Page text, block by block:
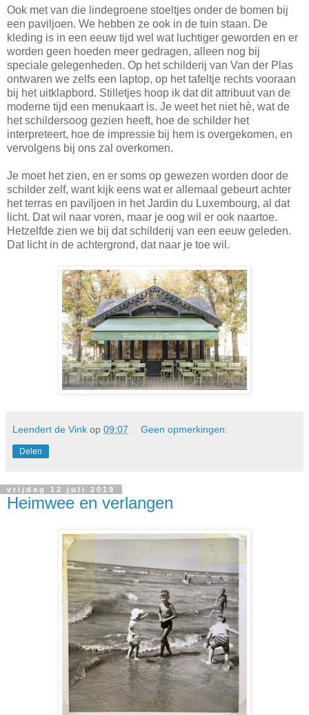
Ook met van die lindegroene stoeltjes onder de bomen bij
een paviljoen. We hebben ze ook in de tuin staan. De
kleding is in een eeuw tijd wel wat luchtiger geworden en er
worden geen hoeden meer gedragen, alleen nog bij
speciale gelegenheden. Op het schilderij van Van der Plas
ontwaren we zelfs een laptop, op het tafeltje rechts vooraan
bij het uitklapbord. Stilletjes hoop ik dat dit attribuut van de
moderne tijd een menukaart is. Je weet het niet hè, wat de
het schildersoog gezien heeft, hoe de schilder het
interpreteert, hoe de impressie bij hem is overgekomen, en
vervolgens bij ons zal overkomen.
Je moet het zien, en er soms op gewezen worden door de
schilder zelf, want kijk eens wat er allemaal gebeurt achter
het terras en paviljoen in het Jardin du Luxembourg, al dat
licht. Dat wil naar voren, maar je oog wil er ook naartoe.
Hetzelfde zien we bij dat schilderij van een eeuw geleden.
Dat licht in de achtergrond, dat naar je toe wil.
Leendert de Vink op 09:07 Geen opmerkingen:
Delen
vrijdag 12 juli 2019
Heimwee en verlangen